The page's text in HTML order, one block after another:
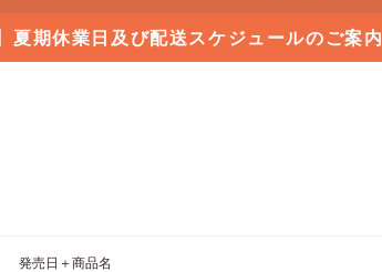
夏期休業日及び配送スケジュールのご案内
発売日＋商品名